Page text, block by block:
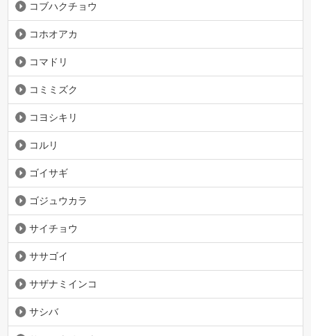
コブハクチョウ
コホオアカ
コマドリ
コミミズク
コヨシキリ
コルリ
ゴイサギ
ゴジュウカラ
サイチョウ
ササゴイ
サザナミインコ
サシバ